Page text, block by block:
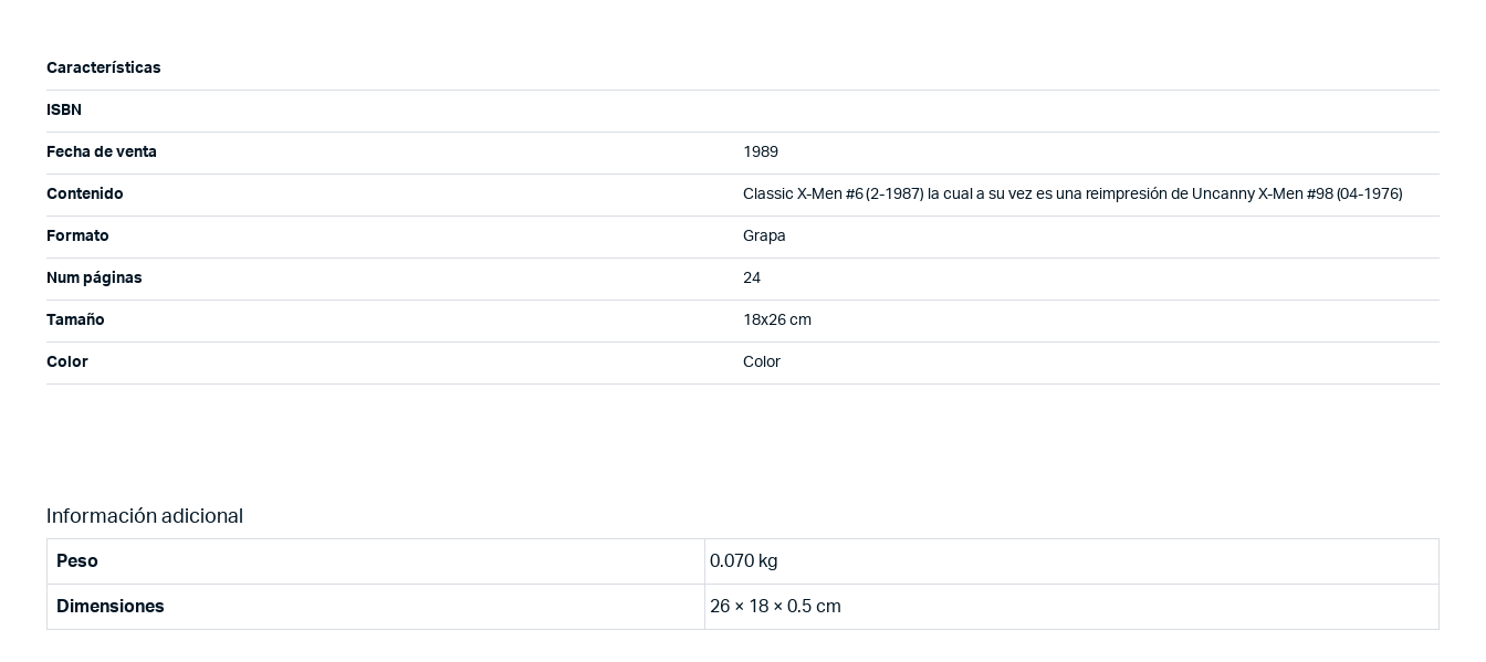
Características
ISBN
Fecha de venta 1989
Contenido Classic X-Men #6 (2-1987) la cual a su vez es una reimpresión de Uncanny X-Men #98 (04-1976)
Formato Grapa
Num páginas 24
Tamaño 18x26 cm
Color Color
Información adicional
Peso 0.070 kg
Dimensiones 26 × 18 × 0.5 cm